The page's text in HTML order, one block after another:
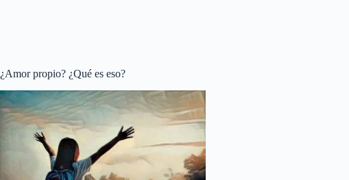
¿Amor propio? ¿Qué es eso?